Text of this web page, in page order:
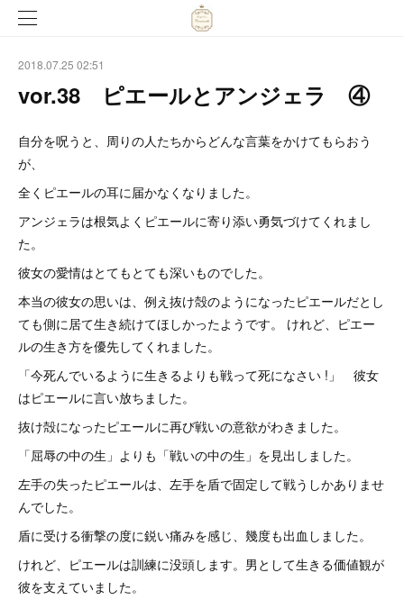
2018.07.25 02:51
vor.38 ピエールとアンジェラ ④
自分を呪うと、周りの人たちからどんな言葉をかけてもらおう
が、
全くピエールの耳に届かなくなりました。
アンジェラは根気よくピエールに寄り添い勇気づけてくれまし
た。
彼女の愛情はとてもとても深いものでした。
本当の彼女の思いは、例え抜け殻のようになったピエールだとし
ても側に居て生き続けてほしかったようです。 けれど、ピエー
ルの生き方を優先してくれました。
「今死んでいるように生きるよりも戦って死になさい !」 彼女
はピエールに言い放ちました。
抜け殻になったピエールに再び戦いの意欲がわきました。
「屈辱の中の生」よりも「戦いの中の生」を見出しました。
左手の失ったピエールは、左手を盾で固定して戦うしかありませ
んでした。
盾に受ける衝撃の度に鋭い痛みを感じ、幾度も出血しました。
けれど、ピエールは訓練に没頭します。男として生きる価値観が
彼を支えていました。